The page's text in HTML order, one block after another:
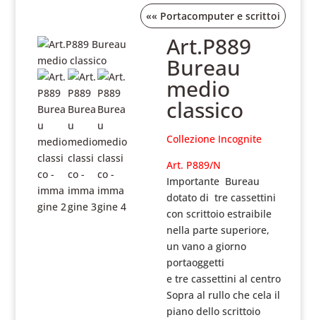
«« Portacomputer e scrittoi
Art.P889
Bureau
medio
classico
Collezione Incognite
Art. P889/N
Importante Bureau
dotato di tre cassettini
con scrittoio estraibile
nella parte superiore,
un vano a giorno
portaoggetti
e tre cassettini al centro
Sopra al rullo che cela il
piano dello scrittoio